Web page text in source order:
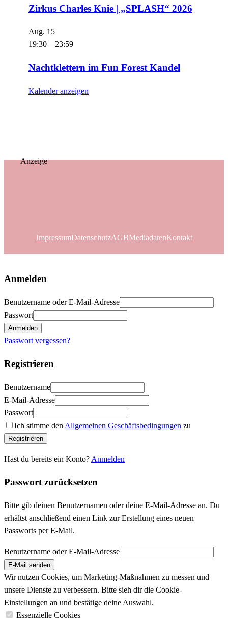
Zirkus Charles Knie | „SPLASH“ 2026
Aug. 15
19:30 – 23:59
Nachtklettern im Fun Forest Kandel
Kalender anzeigen
Anzeige
ImpressumDatenschutzAGBMediadatenKontakt
Anmelden
Benutzername oder E-Mail-Adresse
Passwort
Anmelden
Passwort vergessen?
Registrieren
Benutzername
E-Mail-Adresse
Passwort
Ich stimme den Allgemeinen Geschäftsbedingungen zu
Registrieren
Hast du bereits ein Konto? Anmelden
Passwort zurücksetzen
Bitte gib deinen Benutzernamen oder deine E-Mail-Adresse an. Du
erhältst anschließend einen Link zur Erstellung eines neuen
Passworts per E-Mail.
Benutzername oder E-Mail-Adresse
E-Mail senden
Wir nutzen Cookies, um Marketing-Maßnahmen zu messen und
unsere Dienste zu verbessern. Bitte sieh dir die Cookie-
Einstellungen an und bestätige deine Auswahl.
Essenzielle Cookies